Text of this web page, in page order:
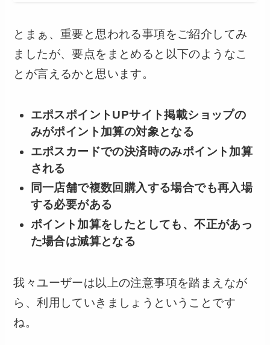
とまぁ、重要と思われる事項をご紹介してみ
ましたが、要点をまとめると以下のようなこ
とが言えるかと思います。
エポスポイントUPサイト掲載ショップの
みがポイント加算の対象となる
エポスカードでの決済時のみポイント加算
される
同一店舗で複数回購入する場合でも再入場
する必要がある
ポイント加算をしたとしても、不正があっ
た場合は減算となる
我々ユーザーは以上の注意事項を踏まえなが
ら、利用していきましょうということです
ね。